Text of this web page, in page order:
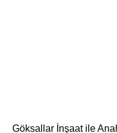
Göksallar İnşaat ile